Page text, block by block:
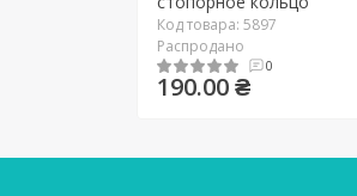
Код товара: 5897
Распродано
0
190.00 ₴